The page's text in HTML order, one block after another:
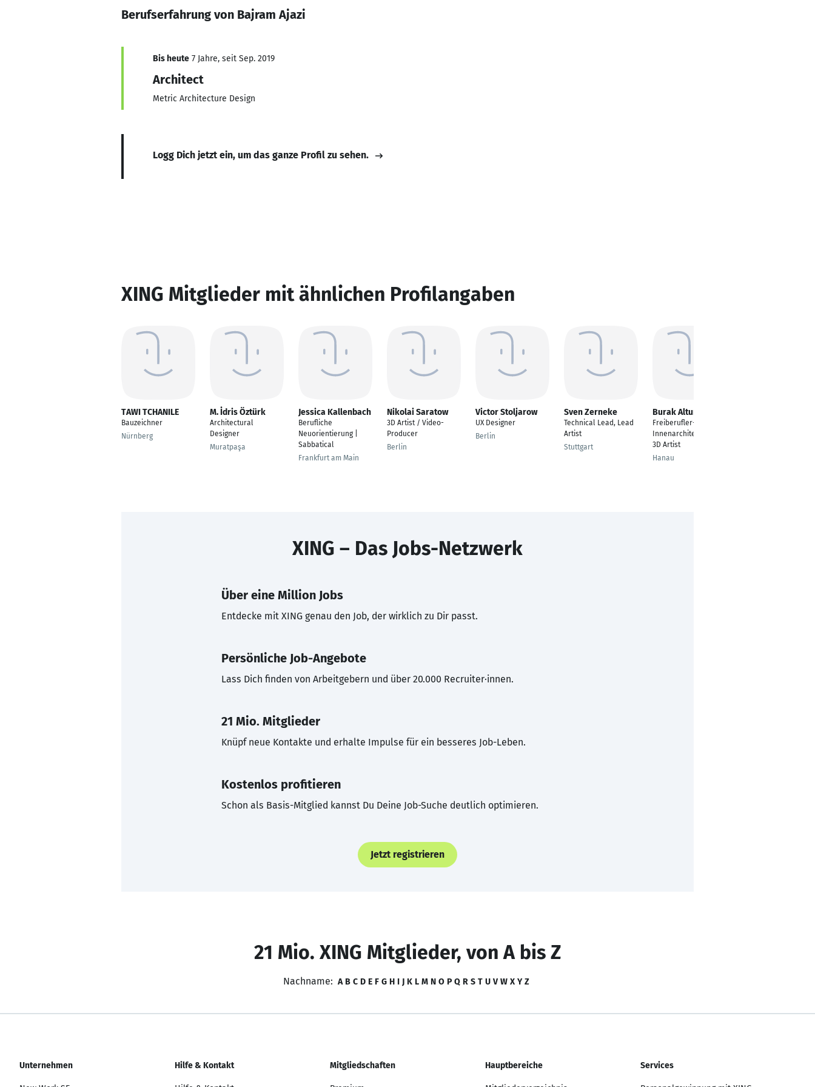
Berufserfahrung von Bajram Ajazi
Bis heute 7 Jahre, seit Sep. 2019
Architect
Metric Architecture Design
Logg Dich jetzt ein, um das ganze Profil zu sehen.
XING Mitglieder mit ähnlichen Profilangaben
TAWI TCHANILE
Bauzeichner
Nürnberg
M. İdris Öztürk
Architectural
Designer
Muratpaşa
Jessica Kallenbach
Berufliche
Neuorientierung |
Sabbatical
Frankfurt am Main
Nikolai Saratow
3D Artist / Video-
Producer
Berlin
Victor Stoljarow
UX Designer
Berlin
Sven Zerneke
Technical Lead, Lead
Artist
Stuttgart
Burak Altun
Freiberufler-
Innenarchitektur und
3D Artist
Hanau
XING – Das Jobs-Netzwerk
Über eine Million Jobs
Entdecke mit XING genau den Job, der wirklich zu Dir passt.
Persönliche Job-Angebote
Lass Dich finden von Arbeitgebern und über 20.000 Recruiter·innen.
21 Mio. Mitglieder
Knüpf neue Kontakte und erhalte Impulse für ein besseres Job-Leben.
Kostenlos profitieren
Schon als Basis-Mitglied kannst Du Deine Job-Suche deutlich optimieren.
Jetzt registrieren
21 Mio. XING Mitglieder, von A bis Z
Nachname: A B C D E F G H I J K L M N O P Q R S T U V W X Y Z
Unternehmen Hilfe & Kontakt Mitgliedschaften Hauptbereiche Services